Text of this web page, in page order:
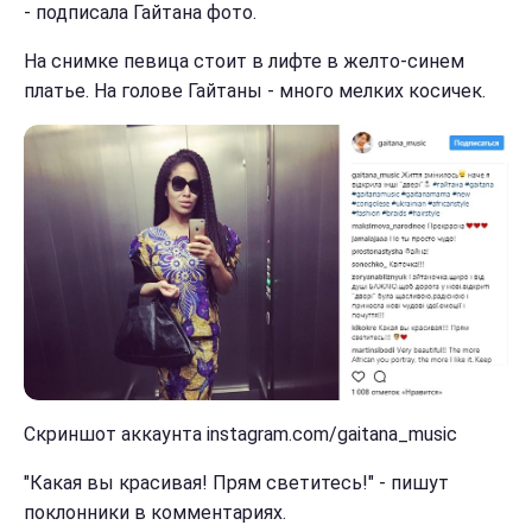
- подписала Гайтана фото.
На снимке певица стоит в лифте в желто-синем
платье. На голове Гайтаны - много мелких косичек.
Скриншот аккаунта instagram.com/gaitana_music
"Какая вы красивая! Прям светитесь!" - пишут
поклонники в комментариях.